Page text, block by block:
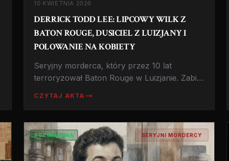
10 KWIETNIA 2026
DERRICK TODD LEE: LIPCOWY WILK Z
BATON ROUGE, DUSICIEL Z LUIZJANY I
POLOWANIE NA KOBIETY
Seryjny morderca, który przez 10 lat
terroryzował Baton Rouge w Luizjanie. Zabił
CZYTAJ AKTA
ROZWIĄZANA SERYJNI MORDERCY